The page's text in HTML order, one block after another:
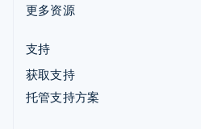
更多资源
支持
获取支持
托管支持方案